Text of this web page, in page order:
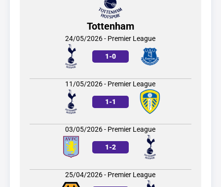
Tottenham
24/05/2026 - Premier League
1-0
11/05/2026 - Premier League
1-1
03/05/2026 - Premier League
1-2
25/04/2026 - Premier League